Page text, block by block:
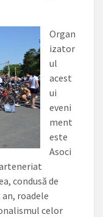
Organ
izator
ul
acest
ui
eveni
ment
este
Asoci
condusă de
roadele
celor